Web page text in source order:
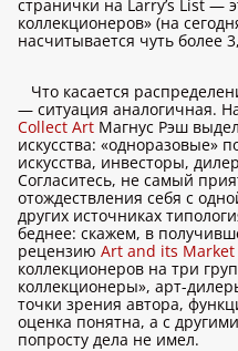
странички на Larry’s List —
коллекционеров» (на
насчитывается чуть более
Что касается
— ситуация аналогичная.
Collect Art Магнус Рэш
искусства: «одноразовые»
искусства, инвесторы,
Согласитесь, не самый
отождествления себя с
других источниках
беднее: скажем, в
рецензию Art and its Market
коллекционеров на три
коллекционеры», арт-
точки зрения автора,
оценка понятна, а с
попросту дела не имел.